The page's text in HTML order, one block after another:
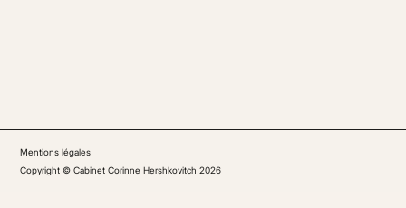
Copyright © Cabinet Corinne Hershkovitch 2026
Mentions légales